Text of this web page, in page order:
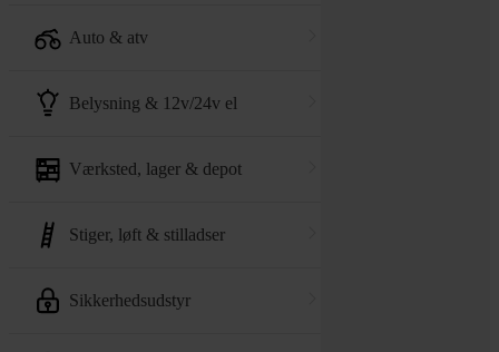
auto & atv
belysning & 12v/24v el
værksted, lager & depot
stiger, løft & stilladser
sikkerhedsudstyr